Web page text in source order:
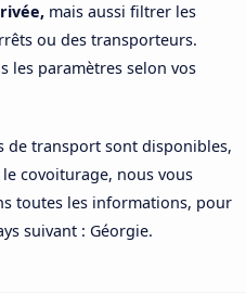
mais aussi filtrer les
ou des transporteurs.
les paramètres selon vos
de transport sont disponibles,
covoiturage, nous vous
toutes les informations, pour
suivant : Géorgie.